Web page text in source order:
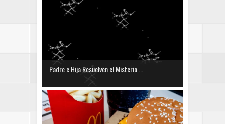
Padre e Hija Resuelven el Misterio ...